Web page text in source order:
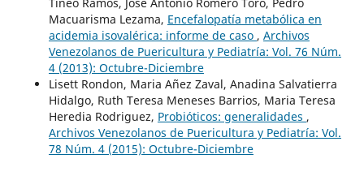
Macuarisma Lezama, Encefalopatía metabólica en
acidemia isovalérica: informe de caso , Archivos
Venezolanos de Puericultura y Pediatría: Vol. 76 Núm.
4 (2013): Octubre-Diciembre
Lisett Rondon, Maria Añez Zaval, Anadina Salvatierra
Hidalgo, Ruth Teresa Meneses Barrios, Maria Teresa
Heredia Rodriguez, Probióticos: generalidades ,
Archivos Venezolanos de Puericultura y Pediatría: Vol.
78 Núm. 4 (2015): Octubre-Diciembre